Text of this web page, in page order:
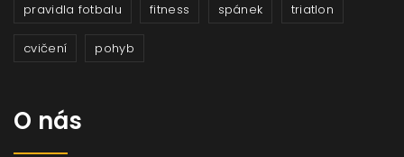
pravidla fotbalu fitness spánek triatlon
cvičení pohyb
O nás